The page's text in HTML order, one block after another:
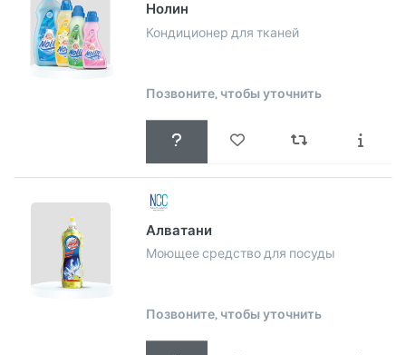
Нолин
Кондиционер для тканей
Позвоните, чтобы уточнить
Алватани
Моющее средство для посуды
Позвоните, чтобы уточнить